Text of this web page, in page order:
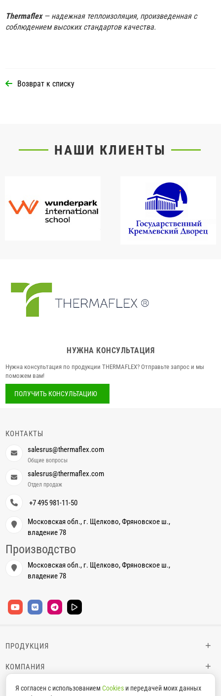
Thermaflex— надежная теплоизоляция, произведенная с
соблюдением высоких стандартов качества.
Возврат к списку
НАШИ КЛИЕНТЫ
НУЖНА КОНСУЛЬТАЦИЯ
Нужна консультация по продукции THERMAFLEX? Отправьте запрос и мы
поможем вам!
ПОЛУЧИТЬ КОНСУЛЬТАЦИЮ
КОНТАКТЫ
salesrus@thermaflex.com
Общие вопросы
salesrus@thermaflex.com
Отдел продаж
+7 495 981-11-50
Московская обл., г. Щелково, Фряновское ш.,
владение 78
Производство
Московская обл., г. Щелково, Фряновское ш.,
владение 78
ПРОДУКЦИЯ +
КОМПАНИЯ +
ИНФОРМАЦИЯ
Я согласен с использованием Cookiesи передачей моих данных